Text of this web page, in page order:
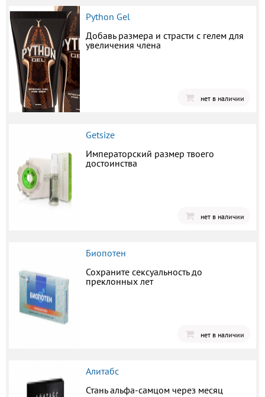
Python Gel
Добавь размера и страсти с гелем для
увеличения члена
нет в наличии
Getsize
Императорский размер твоего
достоинства
нет в наличии
Биопотен
Сохраните сексуальность до
преклонных лет
нет в наличии
Алитабс
Стань альфа-самцом через месяц